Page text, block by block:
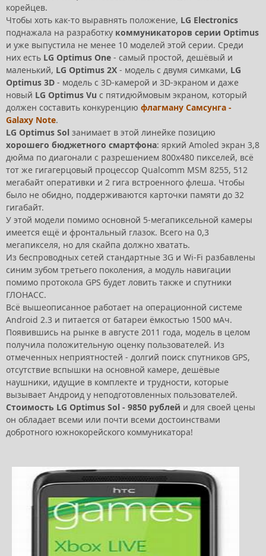
корейцев.
Чтобы хоть как-то выравнять положение, LG Electronics
поднажала на разработку коммуникаторов серии Optimus
и уже выпустила не менее 10 моделей этой серии. Среди
них есть LG Optimus One - самый простой, дешёвый и
маленький, LG Optimus 2X - модель с двумя симками, LG
Optimus 3D - модель с 3D-камерой и 3D-экраном и даже
новый LG Optimus Vu с пятидюймовым экраном, который
должен составить конкуренцию флагману Самсунга -
Galaxy Note.
LG Optimus Sol занимает в этой линейке позицию
хорошего бюджетного смартфона: яркий Amoled экран 3,8
дюйма по диагонали с разрешением 800x480 пикселей, всё
тот же гигагерцовый процессор Qualcomm MSM 8255, 512
мегабайт оперативки и 2 гига встроенного флеша. Чтобы
было не обидно, поддерживаются карточки памяти до 32
гигабайт.
У этой модели помимо основной 5-мегапиксельной камеры
имеется ещё и фронтальный глазок. Всего на 0,3
мегапикселя, но для скайпа должно хватать.
Из беспроводных сетей стандартные 3G и Wi-Fi разбавлены
синим зубом третьего поколения, а модуль навигации
помимо протокола GPS будет ловить также и спутники
ГЛОНАСС.
Всё вышеописанное работает на операционной системе
Android 2.3 и питается от батареи ёмкостью 1500 мАч.
Появившись на рынке в августе 2011 года, модель в целом
получила положительную оценку пользователей. Из
отмеченных неприятностей - долгий поиск спутников GPS,
отсутствие вспышки на основной камере, дешёвые
наушники, идущие в комплекте и трудности, которые
вызывает Андроид у неподготовленных пользователей.
Стоимость LG Optimus Sol - 9850 рублей и для своей цены
он обладает всеми или почти всеми достоинствами
добротного южнокорейского коммуникатора!